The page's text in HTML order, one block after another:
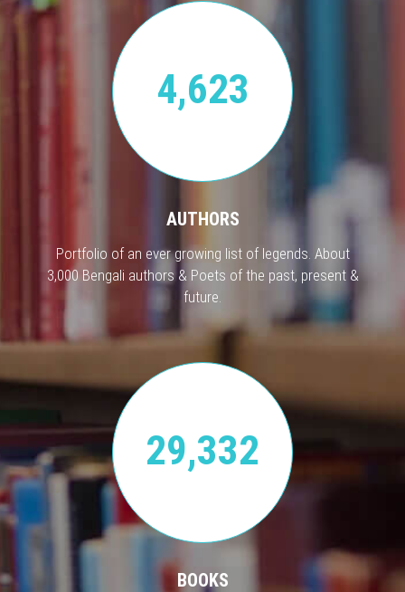
4,623
AUTHORS
Portfolio of an ever growing list of legends. About
3,000 Bengali authors & Poets of the past, present &
future.
29,332
BOOKS